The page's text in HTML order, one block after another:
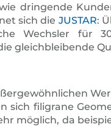
dringende
sich die JUSTAR:
Wechsler für
gleichbleibende
sich filigrane
möglich, da